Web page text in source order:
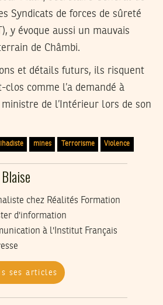
Syndicats de forces de sûreté
y évoque aussi un mauvais
de Châmbi.
et détails futurs, ils risquent
clos comme l’a demandé à
de l’Intérieur lors de son
mines Terrorisme Violence
chez Réalités Formation
d'information
à l'Institut Français
ses articles